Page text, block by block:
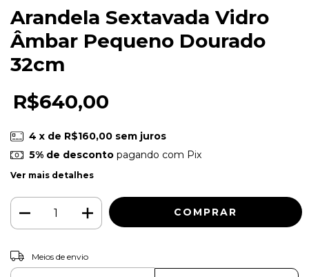
Arandela Sextavada Vidro
Âmbar Pequeno Dourado
32cm
R$640,00
4 x de R$160,00 sem juros
5% de descontopagando com Pix
Ver mais detalhes
Entregas para o CEP:
Meios de envio